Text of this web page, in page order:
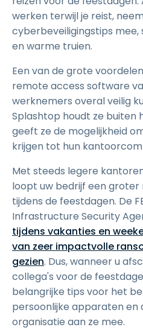
werken terwijl je reist,
cyberbeveiligingstips mee,
en warme truien.
Een van de grote
remote access software
werknemers overal veilig
Splashtop houdt ze buiten
geeft ze de mogelijkheid
krijgen tot hun
Met steeds legere
loopt uw bedrijf een groter
tijdens de feestdagen. De
Infrastructure Security
tijdens vakanties en
van zeer impactvolle
gezien. Dus, wanneer u
collega's voor de
belangrijke tips voor het
persoonlijke apparaten en
organisatie aan ze mee.